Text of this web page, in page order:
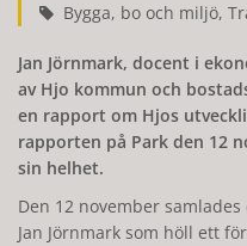
Bygga, bo och miljö,
Jan Jörnmark, docent i
av Hjo kommun och
en rapport om Hjos
rapporten på Park den 12
sin helhet.
Den 12 november
Jan Jörnmark som höll ett